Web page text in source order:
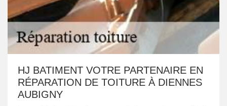
HJ BATIMENT VOTRE PARTENAIRE EN
RÉPARATION DE TOITURE À DIENNES
AUBIGNY